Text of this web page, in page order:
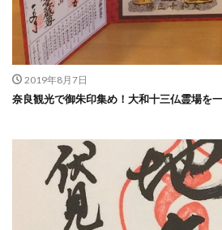
2019年8月7日
奈良観光で御朱印集め！大和十三仏霊場を